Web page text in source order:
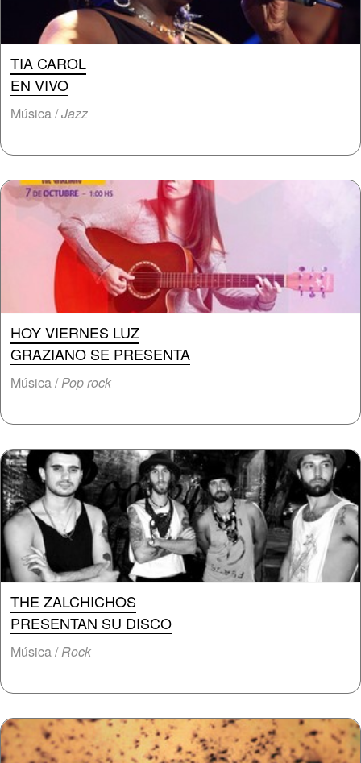
TIA CAROL
EN VIVO
Música /Jazz
HOY VIERNES LUZ
GRAZIANO SE PRESENTA
Música /Pop rock
THE ZALCHICHOS
PRESENTAN SU DISCO
Música /Rock